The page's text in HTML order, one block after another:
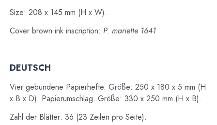
Size: 208 x 145 mm (H x W).
Cover brown ink inscription: P. mariette 1641
DEUTSCH
Vier gebundene Papierhefte. Größe: 250 x 180 x 5 mm (H
x B x D). Papierumschlag. Größe: 330 x 250 mm (H x B).
Zahl der Blätter: 36 (23 Zeilen pro Seite).